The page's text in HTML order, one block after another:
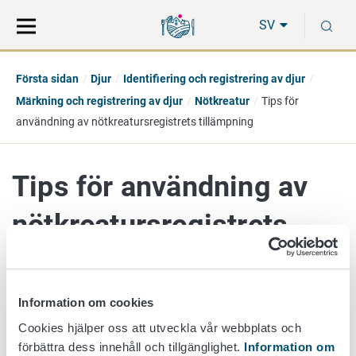
Information om cookies
Cookies hjälper oss att utveckla vår webbplats och
förbättra dess innehåll och tillgänglighet. Information om
direkt
till
på
hela
SV
Första sidan Djur
Identifiering och registrering av djur
Märkning och registrering av djur
Nötkreatur
Tips för
användning av nötkreatursregistrets tillämpning
Tips för användning av
nötkreatursregistrets
tillämpning
24. januari 2023